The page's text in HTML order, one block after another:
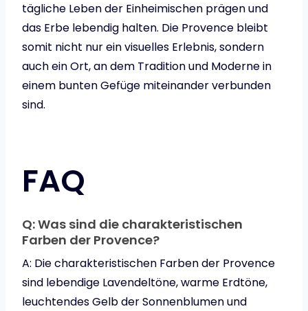
tägliche Leben der Einheimischen prägen und
das Erbe lebendig halten. Die Provence bleibt
somit nicht nur ein visuelles Erlebnis, sondern
auch ein Ort, an dem Tradition und Moderne in
einem bunten Gefüge miteinander verbunden
sind.
FAQ
Q: Was sind die charakteristischen
Farben der Provence?
A: Die charakteristischen Farben der Provence
sind lebendige Lavendeltöne, warme Erdtöne,
leuchtendes Gelb der Sonnenblumen und